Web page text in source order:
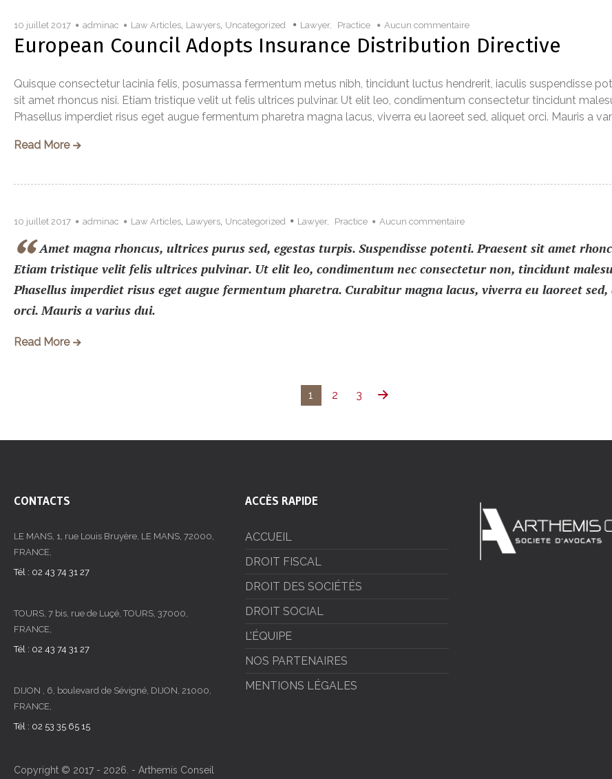
10 juillet 2017 adminac Law Articles Lawyers Uncategorized Lawyer, Practice Aucun commentaire
European Council Adopts Insurance Distribution Directive
Quisque consectetur lacinia felis, posumassa fermentum metus nibh, tincidunt luctus hendrerit, iaculis suspendisse
sit amet rhoncus nisi. Etiam tristique velit ut felis ultrices pulvinar. Ut elit leo, condimentum consectetur tincidunt
Phasellus imperdiet risus eget augue fermentum pharetra magna lacus, viverra eu laoreet sed, aliquet orci. Mauris a
Read More
10 juillet 2017 adminac Law Articles Lawyers Uncategorized Lawyer, Practice Aucun commentaire
Amet magna rhoncus, ultrices purus sed, egestas turpis. Suspendisse potenti. Praesent sit amet
Etiam tristique velit felis ultrices pulvinar. Ut elit leo, condimentum nec consectetur non, tincidunt
Phasellus imperdiet risus eget augue fermentum pharetra. Curabitur magna lacus, viverra eu laoreet
orci. Mauris a varius dui.
Read More
1 2 3
CONTACTS
LE MANS, 1, rue Louis Bruyère, LE MANS, 72000,
FRANCE,
Tél : 02 43 74 31 27
TOURS, 7 bis, rue de Luçé, TOURS, 37000,
FRANCE,
Tél : 02 43 74 31 27
DIJON , 6, boulevard de Sévigné, DIJON, 21000,
FRANCE,
Tél : 02 53 35 65 15
ACCÈS RAPIDE
ACCUEIL
DROIT FISCAL
DROIT DES SOCIÉTÉS
DROIT SOCIAL
L’ÉQUIPE
NOS PARTENAIRES
MENTIONS LÉGALES
Copyright © 2017 - 2026. - Arthemis Conseil